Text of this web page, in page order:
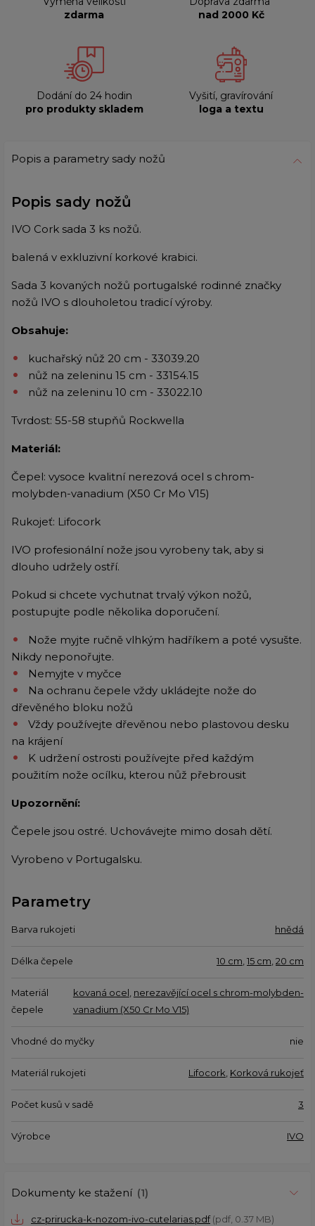
zdarma
nad 2000 Kč
Dodání do 24 hodin
pro produkty skladem
Vyšití, gravírování
loga a textu
Popis a parametry sady nožů
Popis sady nožů
IVO Cork sada 3 ks nožů.
balená v exkluzivní korkové krabici.
Sada 3 kovaných nožů portugalské rodinné značky
nožů IVO s dlouholetou tradicí výroby.
Obsahuje:
kuchařský nůž 20 cm - 33039.20
nůž na zeleninu 15 cm - 33154.15
nůž na zeleninu 10 cm - 33022.10
Tvrdost: 55-58 stupňů Rockwella
Materiál:
Čepel: vysoce kvalitní nerezová ocel s chrom-
molybden-vanadium (X50 Cr Mo V15)
Rukojeť: Lifocork
IVO profesionální nože jsou vyrobeny tak, aby si
dlouho udržely ostří.
Pokud si chcete vychutnat trvalý výkon nožů,
postupujte podle několika doporučení.
Nože myjte ručně vlhkým hadříkem a poté vysušte.
Nikdy neponořujte.
Nemyjte v myčce
Na ochranu čepele vždy ukládejte nože do
dřevěného bloku nožů
Vždy používejte dřevěnou nebo plastovou desku
na krájení
K udržení ostrosti používejte před každým
použitím nože ocílku, kterou nůž přebrousit
Upozornění:
Čepele jsou ostré. Uchovávejte mimo dosah dětí.
Vyrobeno v Portugalsku.
Parametry
Barva rukojeti hnědá
Délka čepele 10 cm 15 cm 20 cm
Materiál
čepele
kovaná ocel nerezavějící ocel s chrom-molybden-
vanadium (X50 Cr Mo V15)
Vhodné do myčky nie
Materiál rukojeti Lifocork Korková rukojeť
Počet kusů v sadě 3
Výrobce IVO
Dokumenty ke stažení (1)
cz-prirucka-k-nozom-ivo-cutelarias.pdf (pdf, 0.37 MB)